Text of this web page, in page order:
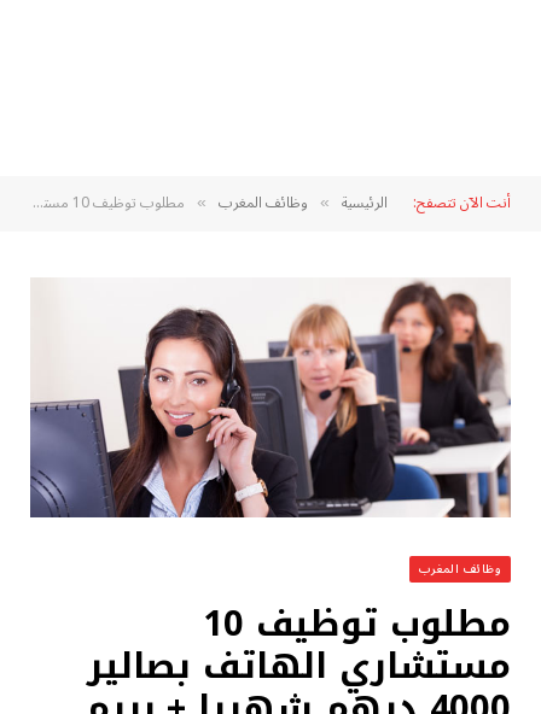
أنت الآن تتصفح: الرئيسية » وظائف المغرب » مطلوب توظيف 10 مستشاري الهاتف بصالير 4000 درهم شهريا + بريم
وظائف المغرب
مطلوب توظيف 10
مستشاري الهاتف بصالير